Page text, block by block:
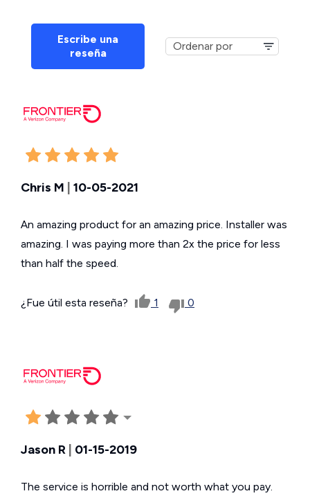
Escribe una
reseña
Chris M 10-05-2021
An amazing product for an amazing price. Installer was
amazing. I was paying more than 2x the price for less
than half the speed.
¿Fue útil esta reseña? 1 0
Jason R | 01-15-2019
The service is horrible and not worth what you pay.